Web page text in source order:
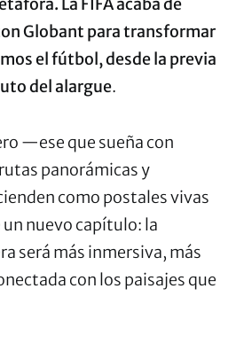
Globant para transformar
el fútbol, desde la previa
del alargue.
—ese que sueña con
panorámicas y
como postales vivas
nuevo capítulo: la
será más inmersiva, más
con los paisajes que